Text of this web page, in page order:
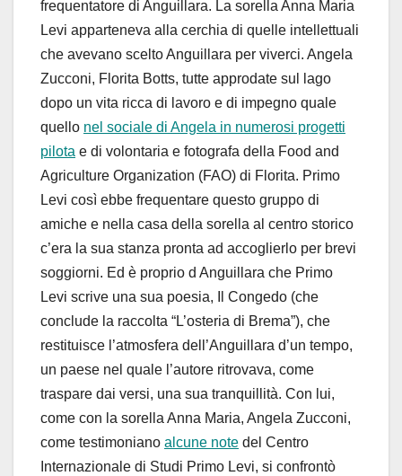
frequentatore di Anguillara. La sorella Anna Maria
Levi apparteneva alla cerchia di quelle intellettuali
che avevano scelto Anguillara per viverci. Angela
Zucconi, Florita Botts, tutte approdate sul lago
dopo un vita ricca di lavoro e di impegno quale
quello nel sociale di Angela in numerosi progetti
pilota e di volontaria e fotografa della Food and
Agriculture Organization (FAO) di Florita. Primo
Levi così ebbe frequentare questo gruppo di
amiche e nella casa della sorella al centro storico
c’era la sua stanza pronta ad accoglierlo per brevi
soggiorni. Ed è proprio d Anguillara che Primo
Levi scrive una sua poesia, Il Congedo (che
conclude la raccolta “L’osteria di Brema”), che
restituisce l’atmosfera dell’Anguillara d’un tempo,
un paese nel quale l’autore ritrovava, come
traspare dai versi, una sua tranquillità. Con lui,
come con la sorella Anna Maria, Angela Zucconi,
come testimoniano alcune note del Centro
Internazionale di Studi Primo Levi, si confrontò